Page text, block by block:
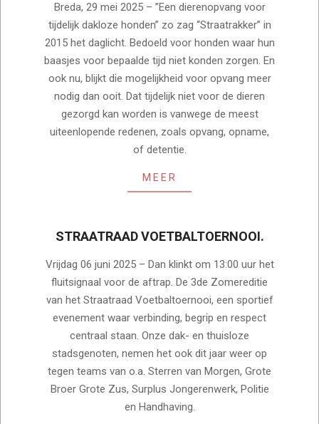
05-
29
Breda, 29 mei 2025 – ”Een dierenopvang voor
tijdelijk dakloze honden” zo zag “Straatrakker” in
2015 het daglicht. Bedoeld voor honden waar hun
baasjes voor bepaalde tijd niet konden zorgen. En
ook nu, blijkt die mogelijkheid voor opvang meer
nodig dan ooit. Dat tijdelijk niet voor de dieren
gezorgd kan worden is vanwege de meest
uiteenlopende redenen, zoals opvang, opname,
of detentie.
MEER
STRAATRAAD VOETBALTOERNOOI.
05-
18
Vrijdag 06 juni 2025 – Dan klinkt om 13:00 uur het
fluitsignaal voor de aftrap. De 3de Zomereditie
van het Straatraad Voetbaltoernooi, een sportief
evenement waar verbinding, begrip en respect
centraal staan. Onze dak- en thuisloze
stadsgenoten, nemen het ook dit jaar weer op
tegen teams van o.a. Sterren van Morgen, Grote
Broer Grote Zus, Surplus Jongerenwerk, Politie
en Handhaving.